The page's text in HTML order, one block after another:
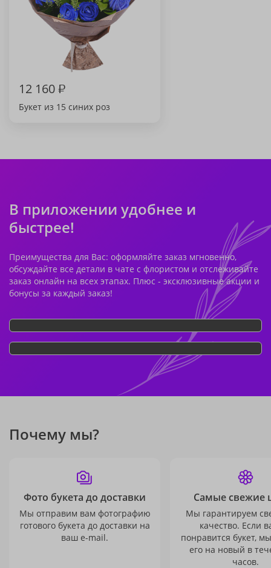
12 160₽
Букет из 15 синих роз
В приложении удобнее и
быстрее!
Преимущества для Вас: оформляйте заказ мгновенно,
обсуждайте все детали в чате с флористом и отслеживайте
заказ онлайн на всех этапах. Плюс - эксклюзивные акции и
бонусы за каждый заказ!
Почему мы?
Фото букета до доставки
Мы отправим вам фотографию
готового букета до доставки на
ваш e-mail.
Самые свежие
Мы гарантируем
качество. Если
понравится букет,
его на новый в
часов.